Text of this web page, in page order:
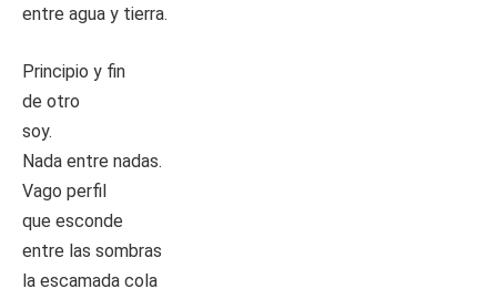
entre agua y tierra.
Principio y fin
de otro
soy.
Nada entre nadas.
Vago perfil
que esconde
entre las sombras
la escamada cola